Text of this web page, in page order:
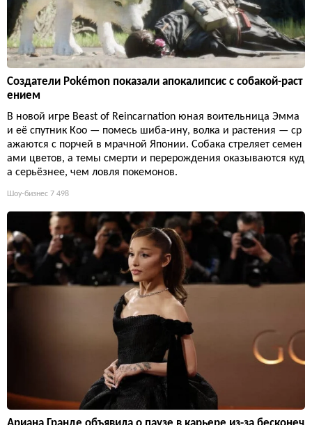
Создатели Pokémon показали апокалипсис с собакой-раст
ением
В новой игре Beast of Reincarnation юная воительница Эмма
и её спутник Кoo — помесь шиба-ину, волка и растения — ср
ажаются с порчей в мрачной Японии. Собака стреляет семен
ами цветов, а темы смерти и перерождения оказываются куд
а серьёзнее, чем ловля покемонов.
Шоу-бизнес 7 498